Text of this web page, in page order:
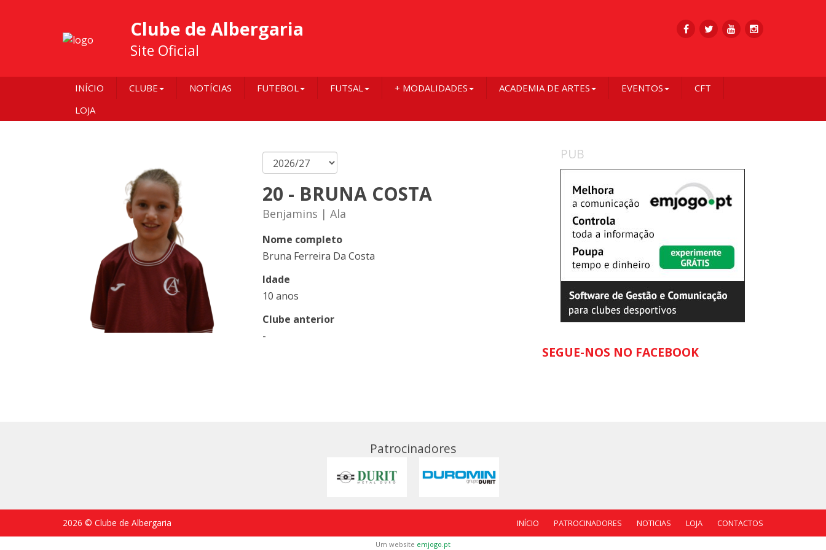
Clube de Albergaria
Site Oficial
INÍCIO CLUBE NOTÍCIAS FUTEBOL FUTSAL + MODALIDADES ACADEMIA DE ARTES EVENTOS
CFT
LOJA
20 - BRUNA COSTA
Benjamins | Ala
Nome completo
Bruna Ferreira Da Costa
Idade
10 anos
Clube anterior
-
PUB
SEGUE-NOS NO FACEBOOK
Patrocinadores
2026 © Clube de Albergaria INÍCIO PATROCINADORES NOTICIAS LOJA CONTACTOS
Um website emjogo.pt